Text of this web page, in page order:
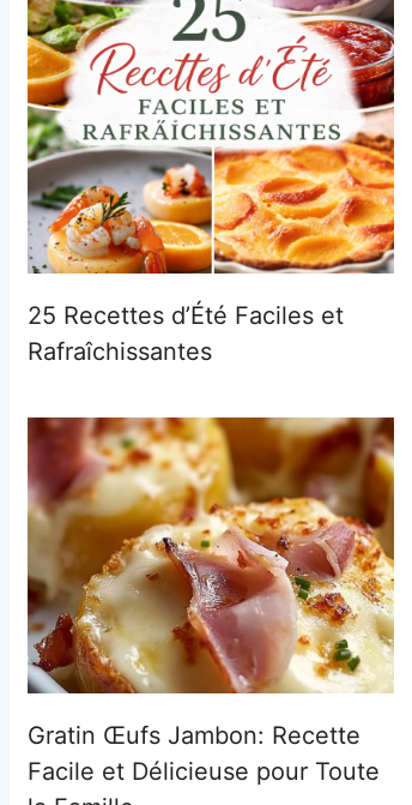
25 Recettes d’Été Faciles et
Rafraîchissantes
Gratin Œufs Jambon: Recette
Facile et Délicieuse pour Toute